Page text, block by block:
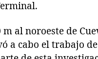
al noroeste de
a cabo el trabajo